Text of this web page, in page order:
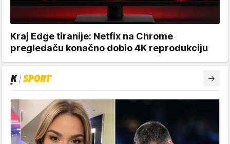
Kraj Edge tiranije: Netfix na Chrome
pregledaču konačno dobio 4K reprodukciju